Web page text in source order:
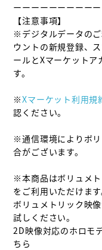
ーーーーーーーーー
【注意事項】
※デジタルデータの
ウントの新規登録、
ールとXマーケットア
す。
※Xマーケット利用規
認ください。
※通信環境によりボ
合がございます。
※本商品はボリュメ
をご利用いただけます
ボリュメトリック映
試しください。
2D映像対応のホロモ
ちら